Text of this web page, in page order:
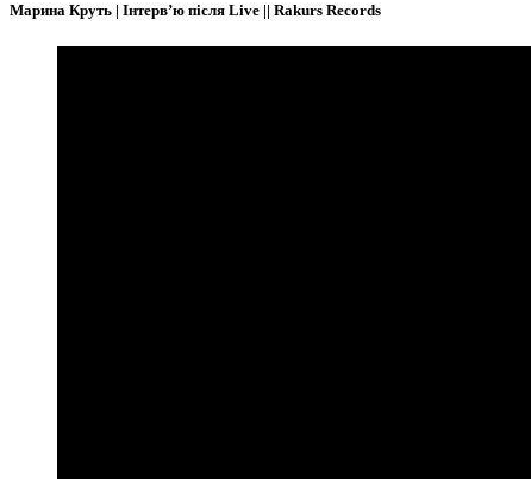
Марина Круть | Інтерв’ю після Live || Rakurs Records